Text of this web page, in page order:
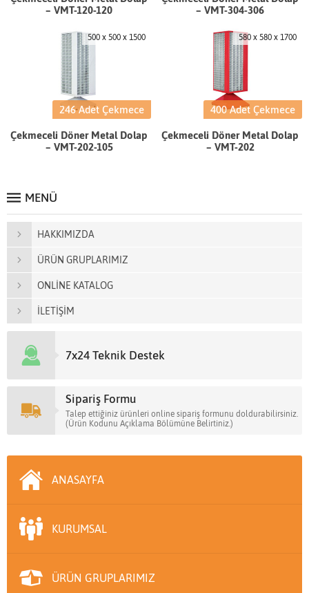
– VMT-120-120
– VMT-304-306
246 Adet Çekmece
500 x 500 x 1500
Çekmeceli Döner Metal Dolap
– VMT-202-105
400 Adet Çekmece
580 x 580 x 1700
Çekmeceli Döner Metal Dolap
– VMT-202
MENÜ
HAKKIMIZDA
ÜRÜN GRUPLARIMIZ
ONLİNE KATALOG
İLETİŞİM
7x24 Teknik Destek
Sipariş Formu
Talep ettiğiniz ürünleri online sipariş formunu doldurabilirsiniz.
(Ürün Kodunu Açıklama Bölümüne Belirtiniz.)
ANASAYFA
KURUMSAL
ÜRÜN GRUPLARIMIZ